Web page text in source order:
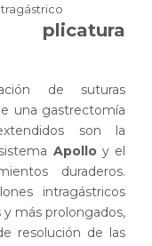
plicatura
de suturas
una gastrectomía
son la
Apolloy el
duraderos.
intragástricos
más prolongados,
resolución de las